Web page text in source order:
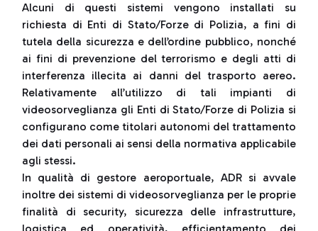
Alcuni di questi sistemi vengono installati su
richiesta di Enti di Stato/Forze di Polizia, a fini di
tutela della sicurezza e dell’ordine pubblico, nonché
ai fini di prevenzione del terrorismo e degli atti di
interferenza illecita ai danni del trasporto aereo.
Relativamente all’utilizzo di tali impianti di
videosorveglianza gli Enti di Stato/Forze di Polizia si
configurano come titolari autonomi del trattamento
dei dati personali ai sensi della normativa applicabile
agli stessi.
In qualità di gestore aeroportuale, ADR si avvale
inoltre dei sistemi di videosorveglianza per le proprie
finalità di security, sicurezza delle infrastrutture,